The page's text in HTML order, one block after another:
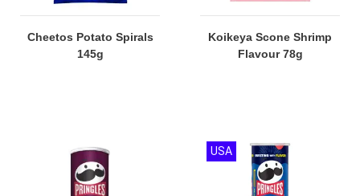
Cheetos Potato Spirals
145g
Koikeya Scone Shrimp
Flavour 78g
USA